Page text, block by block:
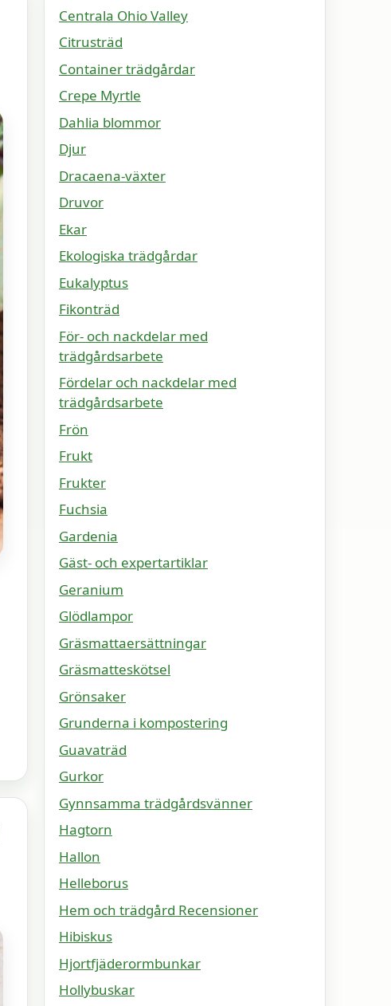
Centrala Ohio Valley
Citrusträd
Container trädgårdar
Crepe Myrtle
Dahlia blommor
Djur
Dracaena-växter
Druvor
Ekar
Ekologiska trädgårdar
Eukalyptus
Fikonträd
För- och nackdelar med
trädgårdsarbete
Fördelar och nackdelar med
trädgårdsarbete
Frön
Frukt
Frukter
Fuchsia
Gardenia
Gäst- och expertartiklar
Geranium
Glödlampor
Gräsmattaersättningar
Gräsmatteskötsel
Grönsaker
Grunderna i kompostering
Guavaträd
Gurkor
Gynnsamma trädgårdsvänner
Hagtorn
Hallon
Helleborus
Hem och trädgård Recensioner
Hibiskus
Hjortfjäderormbunkar
Hollybuskar